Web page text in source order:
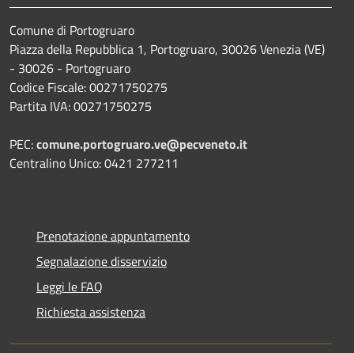
Comune di Portogruaro
Piazza della Repubblica 1, Portogruaro, 30026 Venezia (VE)
- 30026 - Portogruaro
Codice Fiscale: 00271750275
Partita IVA: 00271750275
PEC:comune.portogruaro.ve@pecveneto.it
Centralino Unico: 0421 277211
Prenotazione appuntamento
Segnalazione disservizio
Leggi le FAQ
Richiesta assistenza